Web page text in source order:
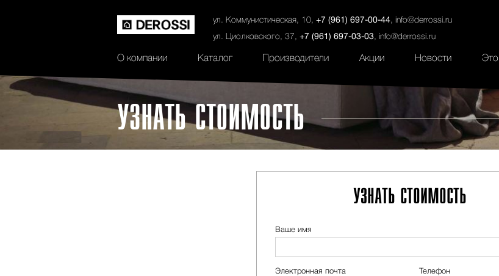
ул. Коммунистическая, 10, +7 (961) 697-00-44, info@derrossi.ru
ул. Циолковского, 37, +7 (961) 697-03-03, info@derrossi.ru
О компании
История Сертификаты Контакты Салоны Услуги Наши проекты
Каталог Производители Акции Новости Это
УЗНАТЬ СТОИМОСТЬ
УЗНАТЬ СТОИМОСТЬ
Ваше имя
Электронная почта Телефон